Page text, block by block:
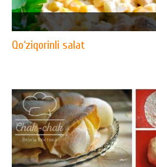
Qo‘ziqorinli salat